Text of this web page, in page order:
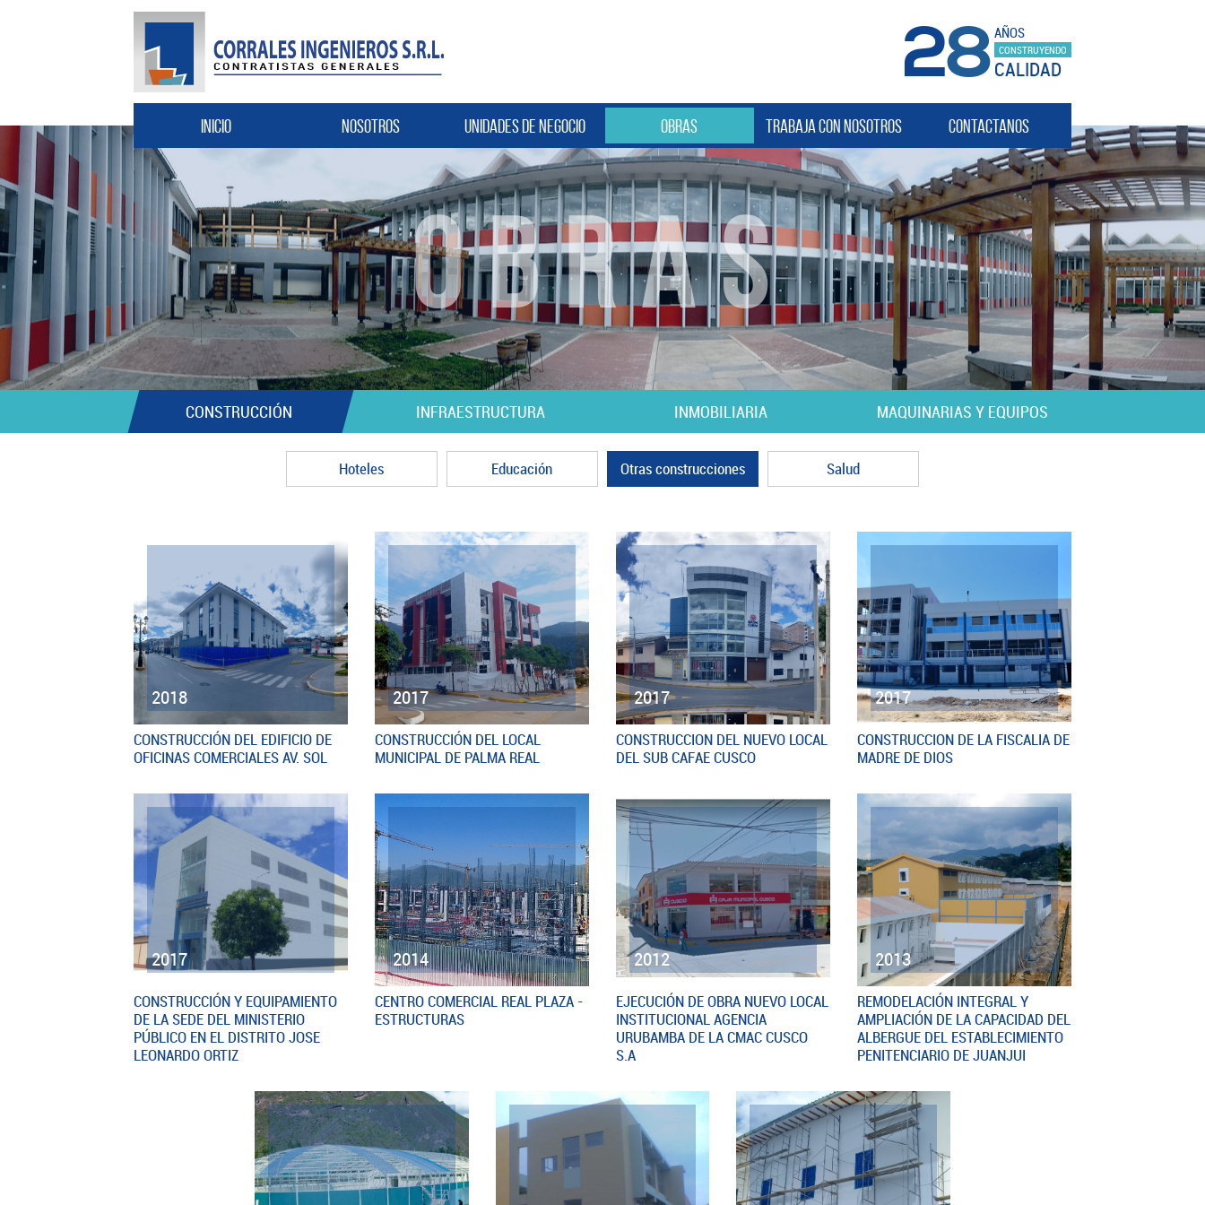
28 AÑOS
CONSTRUYENDO
CALIDAD
Inicio Nosotros Unidades de negocio Obras Trabaja con nosotros Contactanos
OBRAS
CONSTRUCCIÓN INFRAESTRUCTURA INMOBILIARIA MAQUINARIAS Y EQUIPOS
Hoteles Educación Otras construcciones Salud
2018
CONSTRUCCIÓN DEL EDIFICIO DE
OFICINAS COMERCIALES AV. SOL
2017
CONSTRUCCIÓN DEL LOCAL
MUNICIPAL DE PALMA REAL
2017
CONSTRUCCION DEL NUEVO LOCAL
DEL SUB CAFAE CUSCO
2017
CONSTRUCCION DE LA FISCALIA DE
MADRE DE DIOS
2017
CONSTRUCCIÓN Y EQUIPAMIENTO
DE LA SEDE DEL MINISTERIO
PÚBLICO EN EL DISTRITO JOSE
LEONARDO ORTIZ
2014
CENTRO COMERCIAL REAL PLAZA -
ESTRUCTURAS
2012
EJECUCIÓN DE OBRA NUEVO LOCAL
INSTITUCIONAL AGENCIA
URUBAMBA DE LA CMAC CUSCO
S.A
2013
REMODELACIÓN INTEGRAL Y
AMPLIACIÓN DE LA CAPACIDAD DEL
ALBERGUE DEL ESTABLECIMIENTO
PENITENCIARIO DE JUANJUI